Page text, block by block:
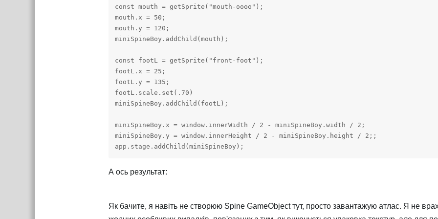
const mouth = getSprite("mouth-oooo");
mouth.x = 50;
mouth.y = 120;
miniSpineBoy.addChild(mouth);
const footL = getSprite("front-foot");
footL.x = 25;
footL.y = 135;
footL.scale.set(.70)
miniSpineBoy.addChild(footL);
miniSpineBoy.x = window.innerWidth / 2 - miniSpineBoy.width / 2;
miniSpineBoy.y = window.innerHeight / 2 - miniSpineBoy.height / 2;;
app.stage.addChild(miniSpineBoy);
А ось результат:
Як бачите, я навіть не створюю Spine GameObject тут, просто завантажую атлас. Я не